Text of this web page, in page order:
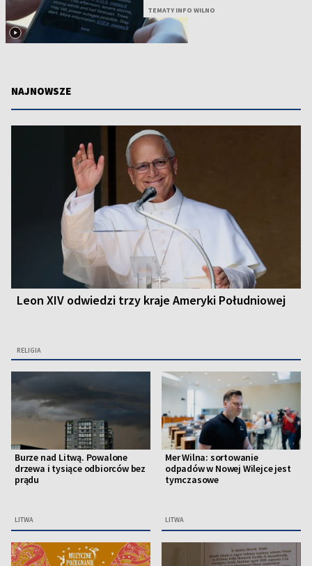
TEMATY INFO WILNO
NAJNOWSZE
Leon XIV odwiedzi trzy kraje Ameryki Południowej
RELIGIA
Burze nad Litwą. Powalone
drzewa i tysiące odbiorców bez
prądu
LITWA
Mer Wilna: sortowanie
odpadów w Nowej Wilejce jest
tymczasowe
LITWA